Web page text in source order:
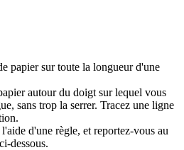
papier sur toute la longueur d'une
autour du doigt sur lequel vous
sans trop la serrer. Tracez une ligne
d'une règle, et reportez-vous au
dessous.